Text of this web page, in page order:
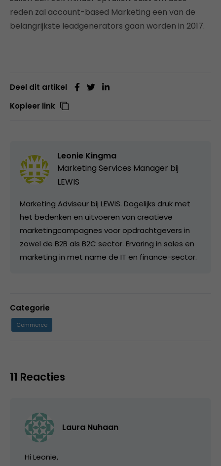
reden zal account-based Marketing een van de
belangrijkste leadgenerators gaan worden in 2017.
Deel dit artikel
Kopieer link
Leonie Kingma
Marketing Services Manager bij
LEWIS
Marketing Adviseur bij LEWIS. Dagelijks druk met
het bedenken en uitvoeren van creatieve
marketingcampagnes voor opdrachtgevers in
zowel de B2B als B2C sector. Ervaring in sales en
marketing in met name de IT en finance-sector.
Categorie
Commerce
11 Reacties
Laura Nuhaan
Hi Leonie,